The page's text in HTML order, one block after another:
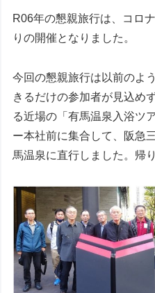
R06年の懇親旅行は、コロ
りの開催となりました。
今回の懇親旅行は以前のよ
きるだけの参加者が見込め
る近場の「有馬温泉入浴ツ
ー本社前に集合して、阪急
馬温泉に直行しました。帰